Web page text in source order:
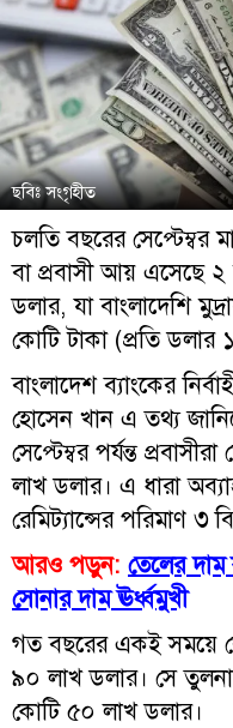
ছবিঃ সংগৃহীত
চলতি বছরের সেপ্টেম্বর
বা প্রবাসী আয় এসেছে ২
ডলার, যা বাংলাদেশি
কোটি টাকা (প্রতি ডলার
বাংলাদেশ ব্যাংকের
হোসেন খান এ তথ্য
সেপ্টেম্বর পর্যন্ত
লাখ ডলার। এ ধারা
রেমিট্যান্সের পরিমাণ ৩
আরও পড়ুন: তেলের দাম
সোনার দাম ঊর্ধ্বমুখী
গত বছরের একই সময়ে
৯০ লাখ ডলার। সে
কোটি ৫০ লাখ ডলার।